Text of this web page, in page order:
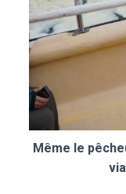
Même le